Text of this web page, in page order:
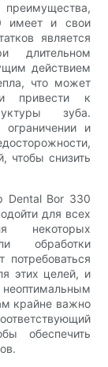
имеет и свои
является
длительном
действием
что может
привести к
зуба.
и
чтобы снизить
Dental Bor 330
для всех
некоторых
обработки
потребоваться
этих целей, и
крайне важно
обеспечить